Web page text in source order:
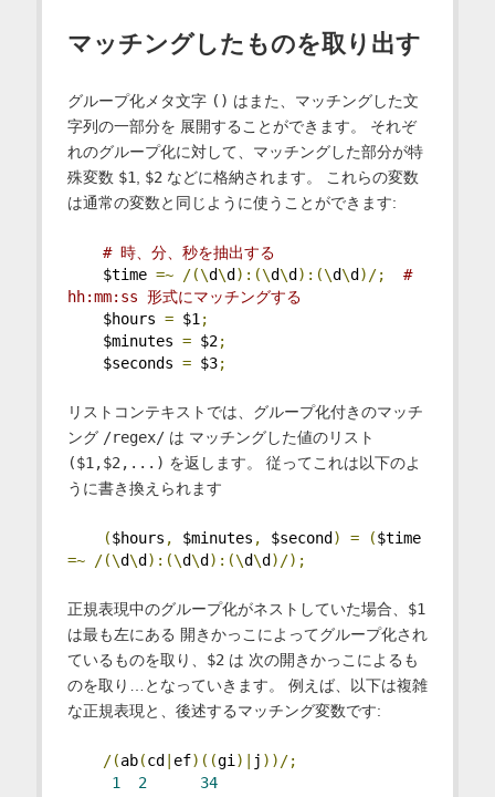
マッチングしたものを取り出す
グループ化メタ文字 () はまた、マッチングした文
字列の一部分を 展開することができます。 それぞ
れのグループ化に対して、マッチングした部分が特
殊変数 $1 $2 などに格納されます。 これらの変数
は通常の変数と同じように使うことができます:
# 時、分、秒を抽出する
$time =~ /(\d\d ):(\d\d ):(\d\d )/;
#
hh:mm:ss 形式にマッチングする
$hours = $1;
$minutes = $2;
$seconds = $3;
リストコンテキストでは、グループ化付きのマッチ
ング /regex/は マッチングした値のリスト
($1,$2,...) を返します。 従ってこれは以下のよ
うに書き換えられます
($hours , $minutes , $second ) = (
$time
=~ /(\d\d ):(\d\d ):(\d\d )/);
正規表現中のグループ化がネストしていた場合、 $1
は最も左にある 開きかっこによってグループ化され
ているものを取り、 $2は 次の開きかっこによるも
のを取り…となっていきます。 例えば、以下は複雑
な正規表現と、後述するマッチング変数です:
/(ab(cd ef)((gi)| j ))/;
1
2 34